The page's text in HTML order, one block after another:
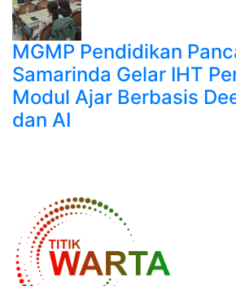
MGMP Pendidikan
Samarinda Gelar IHT
Modul Ajar Berbasis
dan AI